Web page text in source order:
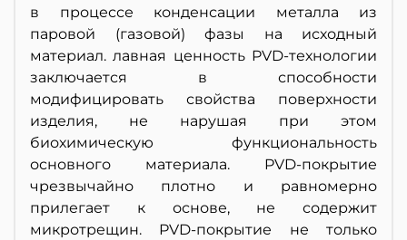
в процессе конденсации металла из
паровой (газовой) фазы на исходный
материал. лавная ценность PVD-технологии
заключается в способности
модифицировать свойства поверхности
изделия, не нарушая при этом
биохимическую функциональность
основного материала. PVD-покрытие
чрезвычайно плотно и равномерно
прилегает к основе, не содержит
микротрещин. PVD-покрытие не только